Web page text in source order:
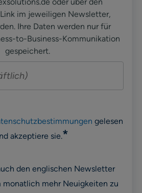
im jeweiligen Newsletter,
Ihre Daten werden nur für
to-Business-Kommunikation
gespeichert.
gelesen
akzeptiere sie.*
den englischen Newsletter
monatlich mehr Neuigkeiten zu